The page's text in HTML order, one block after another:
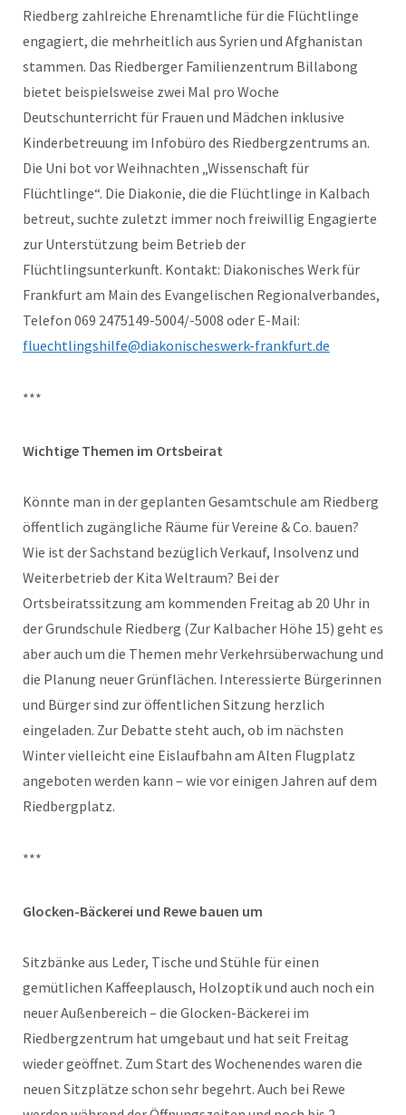
Riedberg zahlreiche Ehrenamtliche für die Flüchtlinge
engagiert, die mehrheitlich aus Syrien und Afghanistan
stammen. Das Riedberger Familienzentrum Billabong
bietet beispielsweise zwei Mal pro Woche
Deutschunterricht für Frauen und Mädchen inklusive
Kinderbetreuung im Infobüro des Riedbergzentrums an.
Die Uni bot vor Weihnachten „Wissenschaft für
Flüchtlinge“. Die Diakonie, die die Flüchtlinge in Kalbach
betreut, suchte zuletzt immer noch freiwillig Engagierte
zur Unterstützung beim Betrieb der
Flüchtlingsunterkunft. Kontakt: Diakonisches Werk für
Frankfurt am Main des Evangelischen Regionalverbandes,
Telefon 069 2475149-5004/-5008 oder E-Mail:
fluechtlingshilfe@diakonischeswerk-frankfurt.de
***
Wichtige Themen im Ortsbeirat
Könnte man in der geplanten Gesamtschule am Riedberg
öffentlich zugängliche Räume für Vereine & Co. bauen?
Wie ist der Sachstand bezüglich Verkauf, Insolvenz und
Weiterbetrieb der Kita Weltraum? Bei der
Ortsbeiratssitzung am kommenden Freitag ab 20 Uhr in
der Grundschule Riedberg (Zur Kalbacher Höhe 15) geht es
aber auch um die Themen mehr Verkehrsüberwachung und
die Planung neuer Grünflächen. Interessierte Bürgerinnen
und Bürger sind zur öffentlichen Sitzung herzlich
eingeladen. Zur Debatte steht auch, ob im nächsten
Winter vielleicht eine Eislaufbahn am Alten Flugplatz
angeboten werden kann – wie vor einigen Jahren auf dem
Riedbergplatz.
***
Glocken-Bäckerei und Rewe bauen um
Sitzbänke aus Leder, Tische und Stühle für einen
gemütlichen Kaffeeplausch, Holzoptik und auch noch ein
neuer Außenbereich – die Glocken-Bäckerei im
Riedbergzentrum hat umgebaut und hat seit Freitag
wieder geöffnet. Zum Start des Wochenendes waren die
neuen Sitzplätze schon sehr begehrt. Auch bei Rewe